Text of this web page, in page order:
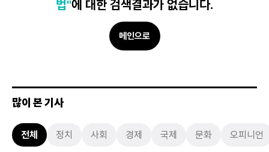
법"에 대한 검색결과가 없습니다.
메인으로
많이 본 기사
전체 정치 사회 경제 국제 문화 오피니언